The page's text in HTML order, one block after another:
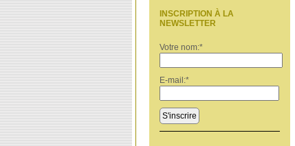
INSCRIPTION À LA
NEWSLETTER
Votre nom:*
E-mail:*
S'inscrire